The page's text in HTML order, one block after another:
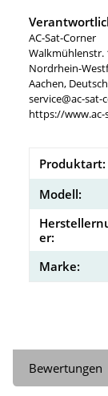
AC-Sat-Corner
Walkmühlenstr.
Nordrhein-
Aachen,
service@ac-sat-
https://www.ac-
Produktart:
Modell:
er:
Marke:
Bewertungen